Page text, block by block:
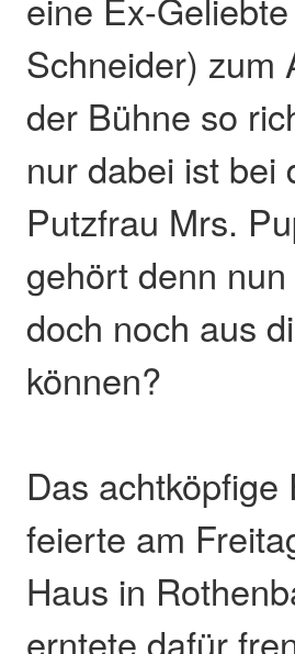
eine Ex-
Schneider) zum
der Bühne so
nur dabei ist bei
Putzfrau Mrs.
gehört denn
doch noch aus
können?
Das
feierte am
Haus in
erntete dafür